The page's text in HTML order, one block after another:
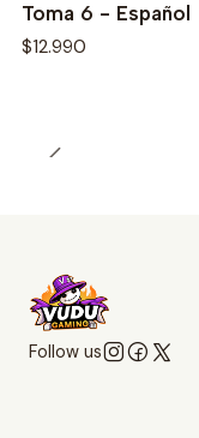
Toma 6 - Español
$12.990
Follow us